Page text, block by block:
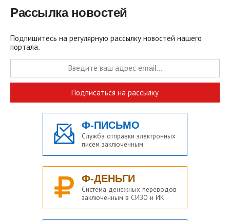
Рассылка новостей
Подпишитесь на регулярную рассылку новостей нашего
портала.
Подписаться на рассылку
Ф-ПИСЬМО
Служба отправки электронных
писем заключенным
Ф-ДЕНЬГИ
Система денежных переводов
заключенным в СИЗО и ИК